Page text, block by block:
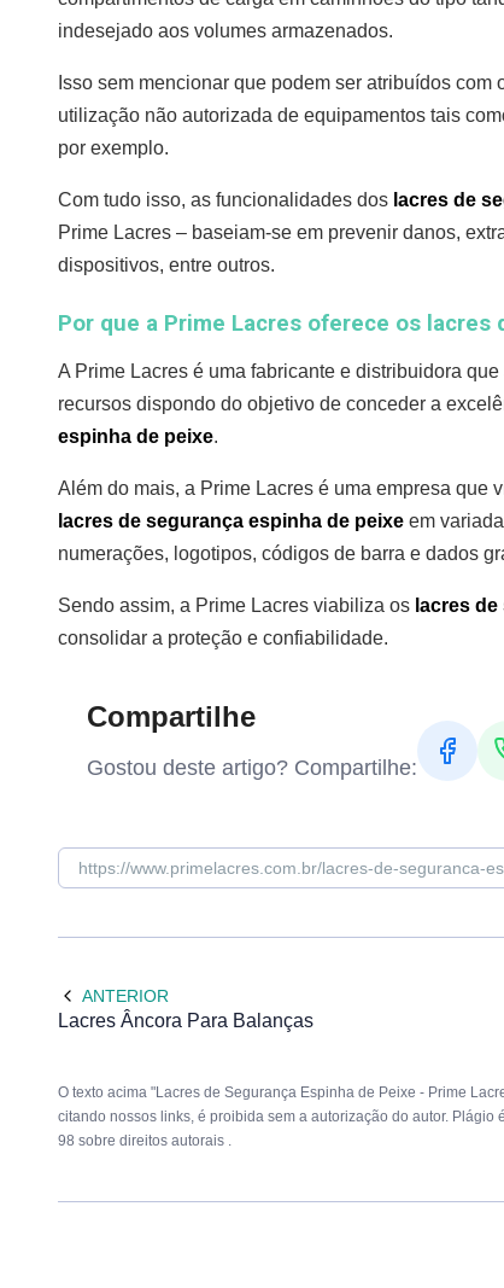
indesejado aos volumes armazenados.
Isso sem mencionar que podem ser atribuídos
utilização não autorizada de equipamentos tais
por exemplo.
Com tudo isso, as funcionalidades dos lacres de
Prime Lacres – baseiam-se em prevenir danos,
dispositivos, entre outros.
Por que a Prime Lacres oferece os
A Prime Lacres é uma fabricante e distribuidora
recursos dispondo do objetivo de conceder a
espinha de peixe.
Além do mais, a Prime Lacres é uma empresa que
lacres de segurança espinha de peixe em
numerações, logotipos, códigos de barra e dados
Sendo assim, a Prime Lacres viabiliza os lacres
consolidar a proteção e confiabilidade.
Compartilhe
Gostou deste artigo? Compartilhe:
ANTERIOR
Lacres Âncora Para Balanças
O texto acima "Lacres de Segurança Espinha de Peixe - Prime
citando nossos links, é proibida sem a autorização do autor.
98 sobre direitos autorais .